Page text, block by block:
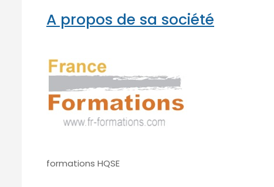
A propos de sa société
formations HQSE